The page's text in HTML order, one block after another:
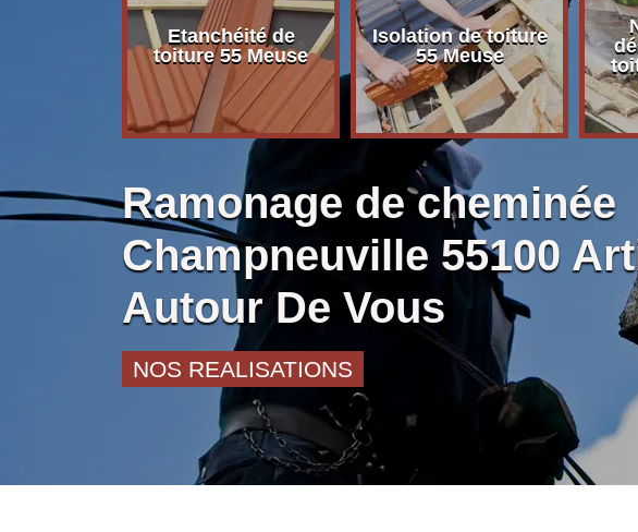
Etanchéité de
toiture 55 Meuse
Isolation de toiture
55 Meuse
Ramonage de cheminée
Champneuville 55100
Autour De Vous
NOS REALISATIONS